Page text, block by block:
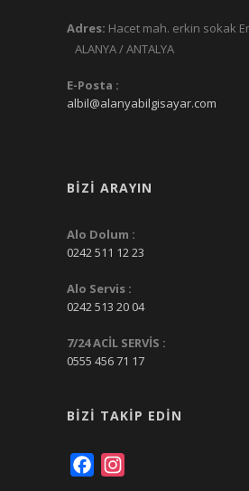
Adres: Hacet mah. erkin sokak
ALANYA / ANTALYA
E-Posta :
albil@alanyabilgisayar.com
BIZI ARAYIN
Alo Dolum :
0242 511 12 23
Alo Servis :
0242 513 20 04
7/24 ACİL SERVİS :
0555 456 71 17
BIZI TAKIP EDIN
Facebook